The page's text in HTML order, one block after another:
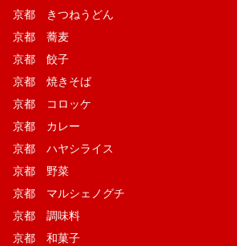
京都 きつねうどん
京都 蕎麦
京都 餃子
京都 焼きそば
京都 コロッケ
京都 カレー
京都 ハヤシライス
京都 野菜
京都 マルシェノグチ
京都 調味料
京都 和菓子